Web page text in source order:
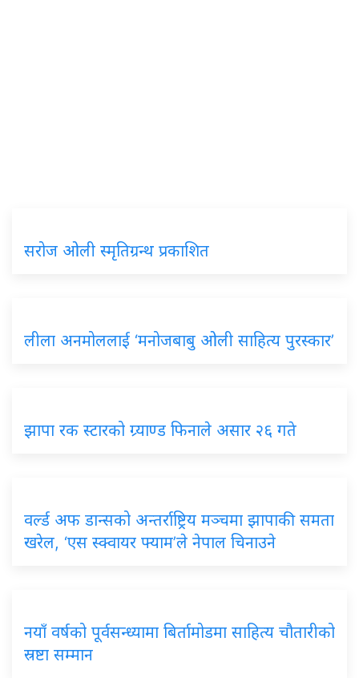
सरोज ओली स्मृतिग्रन्थ प्रकाशित
लीला अनमोललाई ‘मनोजबाबु ओली साहित्य पुरस्कार’
झापा रक स्टारको ग्र्याण्ड फिनाले असार २६ गते
वर्ल्ड अफ डान्सको अन्तर्राष्ट्रिय मञ्चमा झापाकी समता
खरेल, ‘एस स्क्वायर फ्याम’ले नेपाल चिनाउने
नयाँ वर्षको पूर्वसन्ध्यामा बिर्तामोडमा साहित्य चौतारीको
स्रष्टा सम्मान